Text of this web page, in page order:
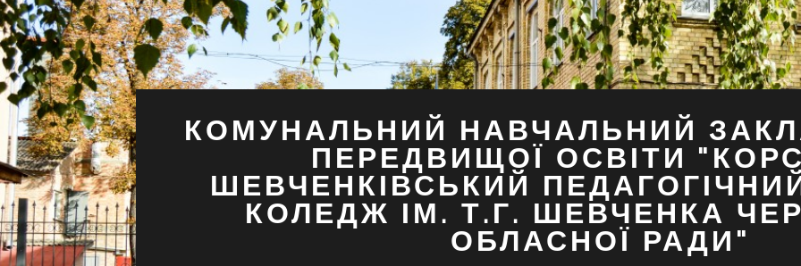
КОМУНАЛЬНИЙ НАВЧАЛЬНИЙ
ПЕРЕДВИЩОЇ ОСВІТИ
ШЕВЧЕНКІВСЬКИЙ
КОЛЕДЖ ІМ. Т.Г. ШЕВЧЕНКА
ОБЛАСНОЇ РАДИ"